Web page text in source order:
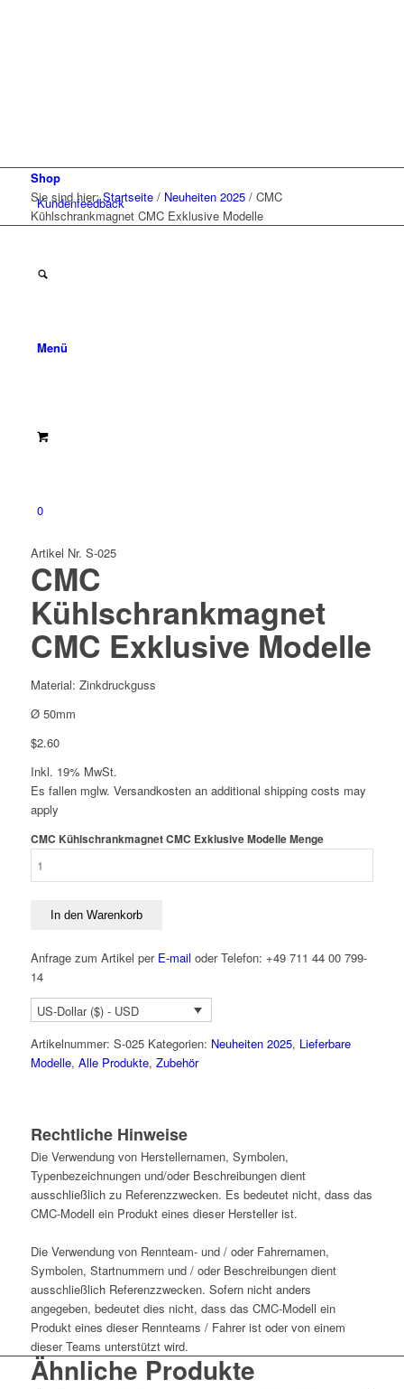
Kundenfeedback
Menü
0
Shop
Sie sind hier: Startseite / Neuheiten 2025 / CMC
Kühlschrankmagnet CMC Exklusive Modelle
Artikel Nr. S-025
CMC
Kühlschrankmagnet
CMC Exklusive Modelle
Material: Zinkdruckguss
Ø 50mm
$2.60
Inkl. 19% MwSt.
Es fallen mglw. Versand­kosten an additional shipping costs may
apply
CMC Kühlschrankmagnet CMC Exklusive Modelle Menge
In den Warenkorb
Anfrage zum Artikel per E-mail oder Telefon: +49 711 44 00 799-
14
US-Dollar ($) - USD
Artikelnummer: S-025 Kategorien: Neuheiten 2025, Lieferbare
Modelle, Alle Produkte, Zubehör
Rechtliche Hinweise
Die Verwendung von Herstellernamen, Symbolen,
Typenbezeichnungen und/oder Beschreibungen dient
ausschließlich zu Referenzzwecken. Es bedeutet nicht, dass das
CMC-Modell ein Produkt eines dieser Hersteller ist.
Die Verwendung von Rennteam- und / oder Fahrernamen,
Symbolen, Startnummern und / oder Beschreibungen dient
ausschließlich Referenzzwecken. Sofern nicht anders
angegeben, bedeutet dies nicht, dass das CMC-Modell ein
Produkt eines dieser Rennteams / Fahrer ist oder von einem
dieser Teams unterstützt wird.
Ähnliche Produkte